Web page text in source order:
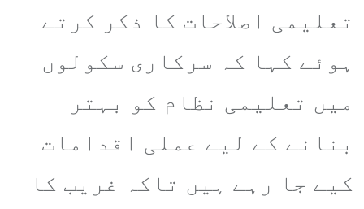
تعلیمی اصلاحات کا ذکر کرتے
ہوئے کہا کہ سرکاری سکولوں
میں تعلیمی نظام کو بہتر
بنانے کے لیے عملی اقدامات
کیے جا رہے ہیں تاکہ غریب کا